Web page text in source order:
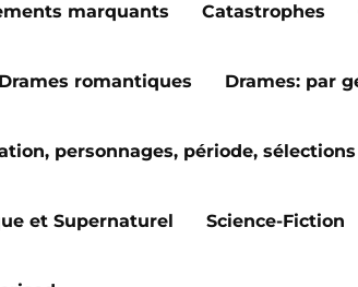
marquants Catastrophes
Drames romantiques Drames: par
personnages, période, sélections
et Supernaturel Science-Fiction